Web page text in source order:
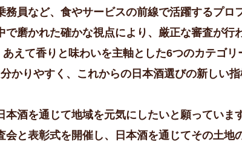
員など、食やサービスの前線で活躍するプロ
で磨かれた確かな視点により、厳正な審査が行
えて香りと味わいを主軸とした6つのカテゴリ
かりやすく、これからの日本酒選びの新しい指
本酒を通じて地域を元気にしたいと願っています
と表彰式を開催し、日本酒を通じてその土地